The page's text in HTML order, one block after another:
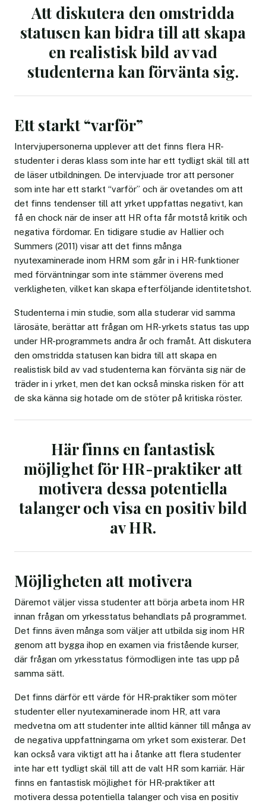
Att diskutera den omstridda
statusen kan bidra till att skapa
en realistisk bild av vad
studenterna kan förvänta sig.
Ett starkt “varför”
Intervjupersonerna upplever att det finns flera HR-
studenter i deras klass som inte har ett tydligt skäl till att
de läser utbildningen. De intervjuade tror att personer
som inte har ett starkt “varför” och är ovetandes om att
det finns tendenser till att yrket uppfattas negativt, kan
få en chock när de inser att HR ofta får motstå kritik och
negativa fördomar. En tidigare studie av Hallier och
Summers (2011) visar att det finns många
nyutexaminerade inom HRM som går in i HR-funktioner
med förväntningar som inte stämmer överens med
verkligheten, vilket kan skapa efterföljande identitetshot.
Studenterna i min studie, som alla studerar vid samma
lärosäte, berättar att frågan om HR-yrkets status tas upp
under HR-programmets andra år och framåt. Att diskutera
den omstridda statusen kan bidra till att skapa en
realistisk bild av vad studenterna kan förvänta sig när de
träder in i yrket, men det kan också minska risken för att
de ska känna sig hotade om de stöter på kritiska röster.
Här finns en fantastisk
möjlighet för HR-praktiker att
motivera dessa potentiella
talanger och visa en positiv bild
av HR.
Möjligheten att motivera
Däremot väljer vissa studenter att börja arbeta inom HR
innan frågan om yrkesstatus behandlats på programmet.
Det finns även många som väljer att utbilda sig inom HR
genom att bygga ihop en examen via fristående kurser,
där frågan om yrkesstatus förmodligen inte tas upp på
samma sätt.
Det finns därför ett värde för HR-praktiker som möter
studenter eller nyutexaminerade inom HR, att vara
medvetna om att studenter inte alltid känner till många av
de negativa uppfattningarna om yrket som existerar. Det
kan också vara viktigt att ha i åtanke att flera studenter
inte har ett tydligt skäl till att de valt HR som karriär. Här
finns en fantastisk möjlighet för HR-praktiker att
motivera dessa potentiella talanger och visa en positiv